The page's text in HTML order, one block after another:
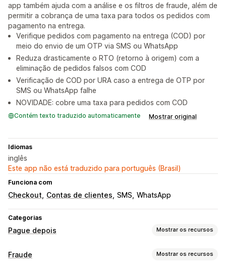
app também ajuda com a análise e os filtros de fraude, além de
permitir a cobrança de uma taxa para todos os pedidos com
pagamento na entrega.
Verifique pedidos com pagamento na entrega (COD) por
meio do envio de um OTP via SMS ou WhatsApp
Reduza drasticamente o RTO (retorno à origem) com a
eliminação de pedidos falsos com COD
Verificação de COD por URA caso a entrega de OTP por
SMS ou WhatsApp falhe
NOVIDADE: cobre uma taxa para pedidos com COD
Contém texto traduzido automaticamente Mostrar original
Idiomas
inglês
Este app não está traduzido para português (Brasil)
Funciona com
Checkout Contas de clientes SMS WhatsApp
Categorias
Pague depois Mostrar os recursos
Gestão de pagamentos em dinheiro na entrega
Fraude Mostrar os recursos